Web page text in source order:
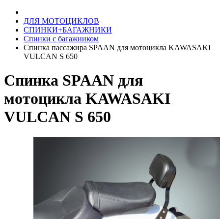
ДЛЯ МОТОЦИКЛОВ
СПИНКИ+БАГАЖНИКИ
Спинки с багажником
Спинка пассажира SPAAN для мотоцикла KAWASAKI
VULCAN S 650
Спинка SPAAN для
мотоцикла KAWASAKI
VULCAN S 650